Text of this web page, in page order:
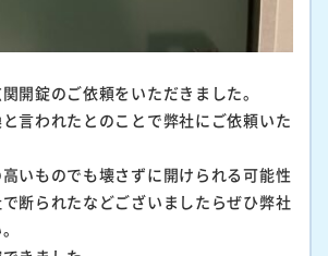
開錠のご依頼をいただきました。
言われたとのことで弊社にご依頼いた
いものでも壊さずに開けられる可能性
断られたなどございましたらぜひ弊社